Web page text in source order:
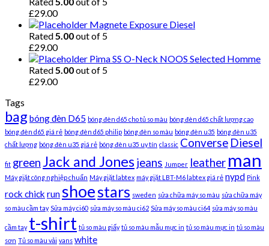
£29.00
Magnete Exposure Diesel
Rated 5.00out of 5
£29.00
Pima SS O-Neck NOOS Selected Homme
Rated 5.00out of 5
£29.00
Tags
bag bóng đèn D65 bóng đèn d65 cho tủ so màu bóng đèn d65 chất lượng cao
bóng đèn d65 giá rẻ bóng đèn d65 philip bóng đèn so màu bóng đèn u35 bóng đèn u35
chất lượng bóng đèn u35 giá rẻ bóng đèn u35 uy tín classic Converse Diesel
fit greenJack and Jonesjeans Jumper leather man
Máy giặt công nghiệp chuẩn Máy giặt labtex máy giặt LBT-M6 labtex giá rẻ nypd Pink
rock chick runshoestars sweden sửa chữa máy so màu sửa chữa máy
so màu cầm tay Sửa máy ci60 sửa máy so màu ci62 Sửa máy so màu ci64 sửa máy so màu
cầm tay t-shirt tủ so màu giấy tủ so màu mẫu mực in tủ so màu mực in tủ so màu
sơn Tủ so màu vải vans white